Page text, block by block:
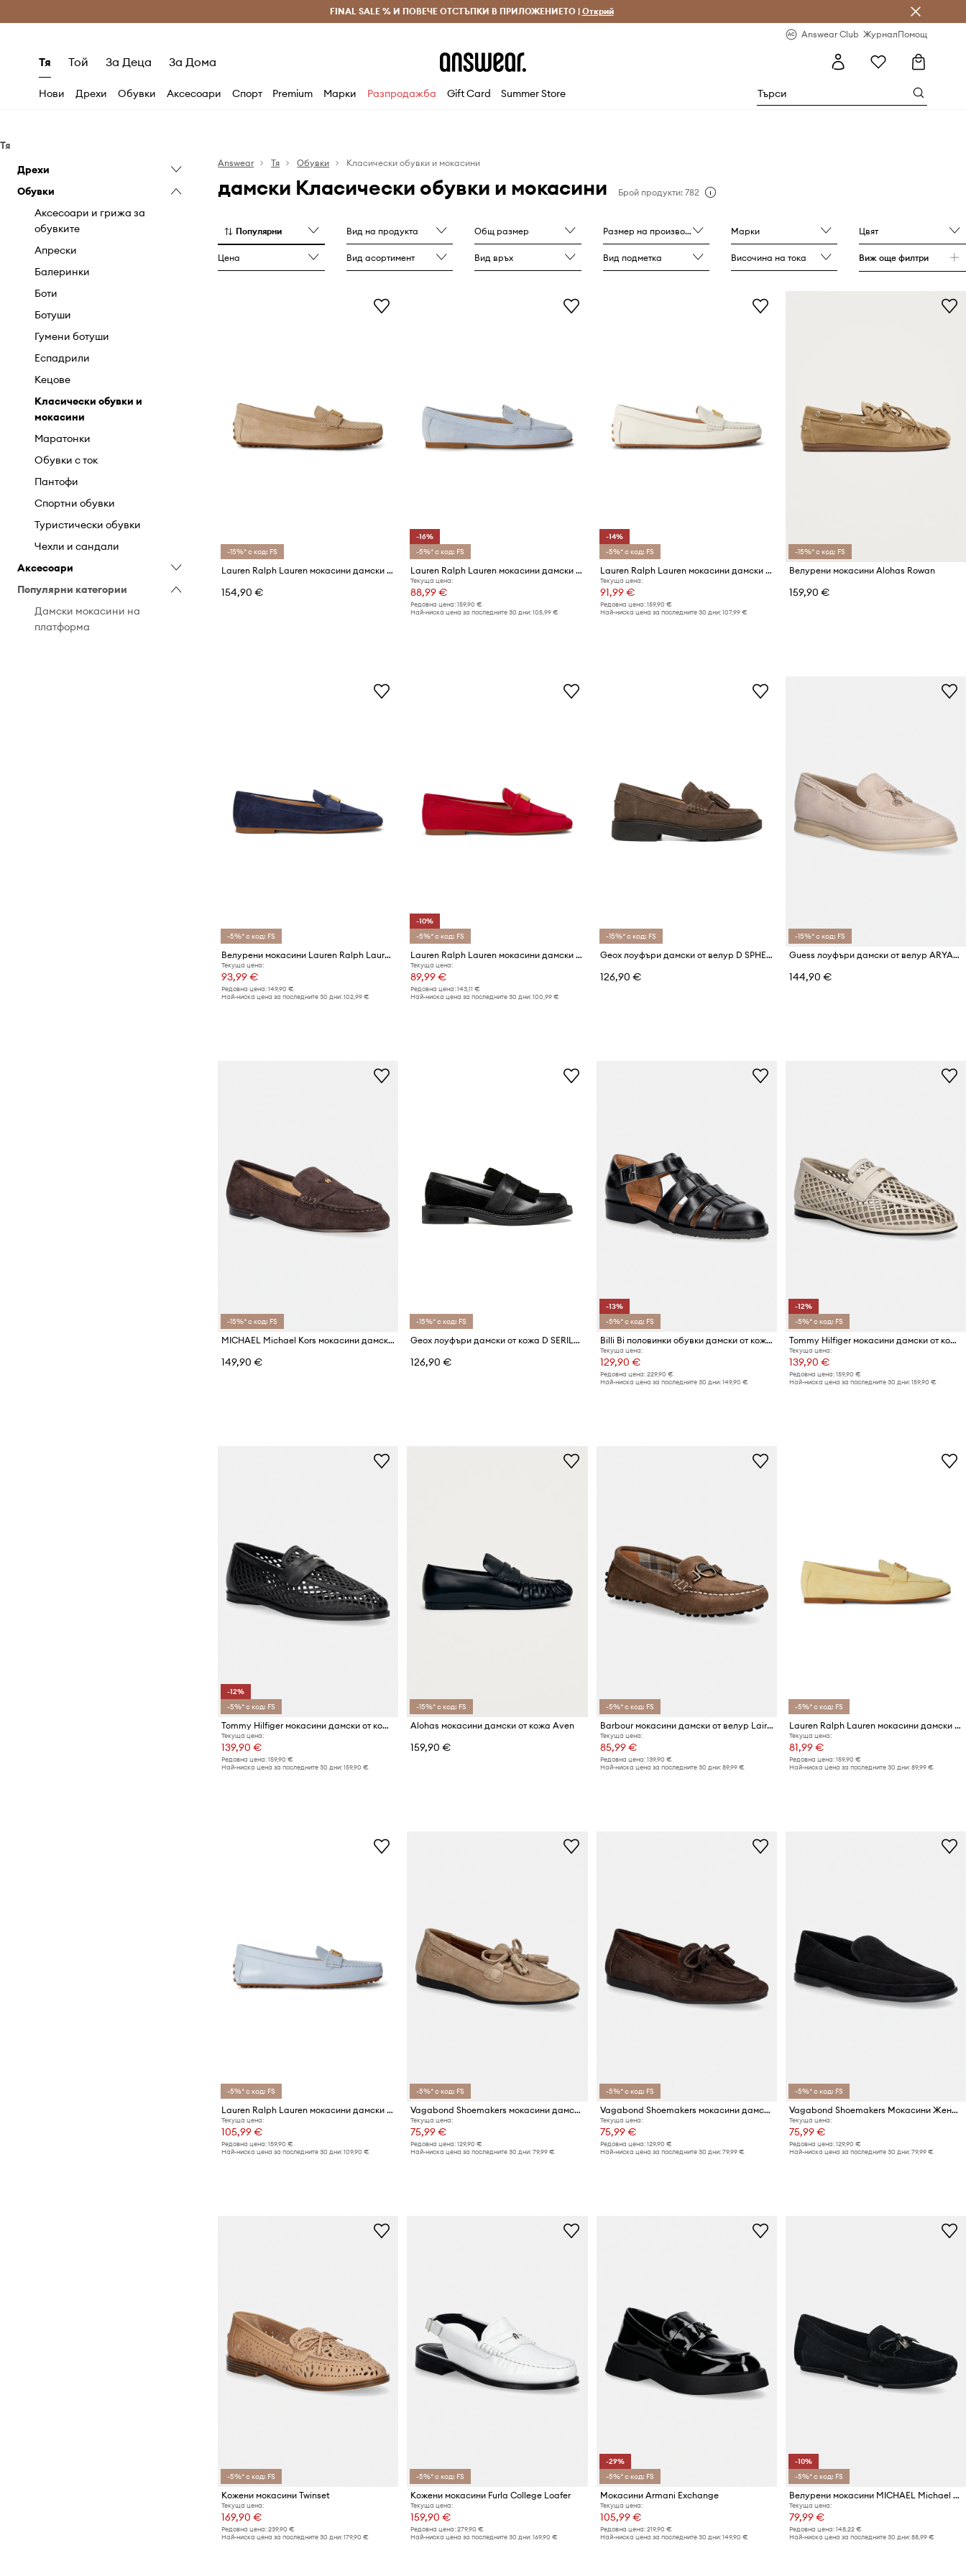
Безплатни доставка и връщане за поръчки над 70 EUR Доставка 1-5 дни
FINAL SALE % И ПОВЕЧЕ ОТСТЪПКИ В ПРИЛОЖЕНИЕТО | Открий
Answear Club ЖурналПомощ
Тя Той За Деца За Дома
Нови Дрехи Обувки Аксесоари Спорт Premium Марки Разпродажба Gift Card Summer Store
Тя
Дрехи
Анцузи
Бански
Бельо
Блузи и ризи
Гащеризони
Грижа за дрехите
Дънки
Комплекти
Къси панталони
Палта
Панталони и клинове
Обувки
Аксесоари и грижа за
обувките
Апрески
Балеринки
Боти
Ботуши
Гумени ботуши
Еспадрили
Кецове
Класически обувки и
мокасини
Маратонки
Обувки с ток
Пантофи
Спортни обувки
Туристически обувки
Чехли и сандали
Аксесоари
Аксесоари за плуване
Бижута
Кейсове и калъфи
Популярни категории
Дамски мокасини на
платформа
Answear Тя Обувки Класически обувки и мокасини
дамски Класически обувки и мокасини Брой продукти: 782
Популярни Вид на продукта Общ размер Размер на производителя Марки Цвят
Цена Вид асортимент Вид връх Вид подметка Височина на тока Виж още филтри
-15%* с код: FS
Lauren Ralph Lauren мокасини дамски от велур Barnsbury
154,90 €
-16%
-5%* с код: FS
Lauren Ralph Lauren мокасини дамски от велур Averi III
Текуща цена:
88,99 €
Редовна цена: 159,90 €
Най-ниска цена за последните 30 дни: 105,99 €
-14%
-5%* с код: FS
Lauren Ralph Lauren мокасини дамски кожени Barnsbury
Текуща цена:
91,99 €
Редовна цена: 159,90 €
Най-ниска цена за последните 30 дни: 107,99 €
-15%* с код: FS
Велурени мокасини Alohas Rowan
159,90 €
-5%* с код: FS
Велурени мокасини Lauren Ralph Lauren Averi III
Текуща цена:
93,99 €
Редовна цена: 149,90 €
Най-ниска цена за последните 30 дни: 102,99 €
-10%
-5%* с код: FS
Lauren Ralph Lauren мокасини дамски велурени Averi III
Текуща цена:
89,99 €
Редовна цена: 143,11 €
Най-ниска цена за последните 30 дни: 100,99 €
-15%* с код: FS
Geox лоуфъри дамски от велур D SPHERICA EC1 B
126,90 €
-15%* с код: FS
Guess лоуфъри дамски от велур ARYANAI
144,90 €
-15%* с код: FS
MICHAEL Michael Kors мокасини дамски от велур Jennings Loafer
149,90 €
-15%* с код: FS
Geox лоуфъри дамски от кожа D SERILDA
126,90 €
-13%
-5%* с код: FS
Billi Bi половинки обувки дамски от кожа Black giamaica calf
Текуща цена:
129,90 €
Редовна цена: 229,90 €
Най-ниска цена за последните 30 дни: 149,90 €
-12%
-5%* с код: FS
Tommy Hilfiger мокасини дамски от кожа TH COIN LTH LOAFER LASER CUT
Текуща цена:
139,90 €
Редовна цена: 159,90 €
Най-ниска цена за последните 30 дни: 159,90 €
-12%
-5%* с код: FS
Tommy Hilfiger мокасини дамски от кожа TH COIN LTH LOAFER LASER CUT
Текуща цена:
139,90 €
Редовна цена: 159,90 €
Най-ниска цена за последните 30 дни: 159,90 €
-15%* с код: FS
Alohas мокасини дамски от кожа Aven
159,90 €
-5%* с код: FS
Barbour мокасини дамски от велур Laire
Текуща цена:
85,99 €
Редовна цена: 139,90 €
Най-ниска цена за последните 30 дни: 89,99 €
-5%* с код: FS
Lauren Ralph Lauren мокасини дамски от велур Averi III
Текуща цена:
81,99 €
Редовна цена: 159,90 €
Най-ниска цена за последните 30 дни: 89,99 €
-5%* с код: FS
Lauren Ralph Lauren мокасини дамски от кожа Barnsbury
Текуща цена:
105,99 €
Редовна цена: 159,90 €
Най-ниска цена за последните 30 дни: 109,90 €
-5%* с код: FS
Vagabond Shoemakers мокасини дамски от набук HILLARY
Текуща цена:
75,99 €
Редовна цена: 129,90 €
Най-ниска цена за последните 30 дни: 79,99 €
-5%* с код: FS
Vagabond Shoemakers мокасини дамски от велур HILLARY
Текуща цена:
75,99 €
Редовна цена: 129,90 €
Най-ниска цена за последните 30 дни: 79,99 €
-5%* с код: FS
Vagabond Shoemakers Мокасини Женски велурени SAMMIE
Текуща цена:
75,99 €
Редовна цена: 129,90 €
Най-ниска цена за последните 30 дни: 79,99 €
-5%* с код: FS
Кожени мокасини Twinset
Текуща цена:
169,90 €
Редовна цена: 239,90 €
Най-ниска цена за последните 30 дни: 179,90 €
-5%* с код: FS
Кожени мокасини Furla College Loafer
Текуща цена:
159,90 €
Редовна цена: 279,90 €
Най-ниска цена за последните 30 дни: 169,90 €
-29%
-5%* с код: FS
Мокасини Armani Exchange
Текуща цена:
105,99 €
Редовна цена: 219,90 €
Най-ниска цена за последните 30 дни: 149,90 €
-10%
-5%* с код: FS
Велурени мокасини MICHAEL Michael Kors Juliette Moc
Текуща цена:
79,99 €
Редовна цена: 148,22 €
Най-ниска цена за последните 30 дни: 88,99 €